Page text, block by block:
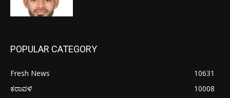
POPULAR CATEGORY
Fresh News
10631
ಕರಾವಳಿ
10008